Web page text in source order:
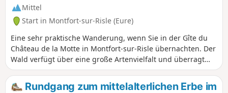
Mittel
Start in Montfort-sur-Risle (Eure)
Eine sehr praktische Wanderung, wenn Sie in der Gîte du
Château de la Motte in Montfort-sur-Risle übernachten. Der
Wald verfügt über eine große Artenvielfalt und überragt
das Risle-Tal, wodurch sich ein schöner Ausblick bietet.
Rundgang zum mittelalterlichen Erbe im